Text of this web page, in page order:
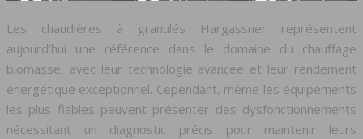
Les chaudières à granulés Hargassner représentent
aujourd’hui une référence dans le domaine du chauffage
biomasse, avec leur technologie avancée et leur rendement
énergétique exceptionnel. Cependant, même les équipements
les plus fiables peuvent présenter des dysfonctionnements
nécessitant un diagnostic précis pour maintenir leurs